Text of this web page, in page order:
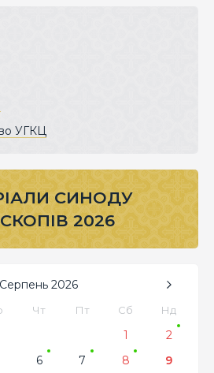
УГКЦ
СИНОДУ
2026
Серпень 2026
Чт Пт Сб Нд
1
2
6 7 8
9